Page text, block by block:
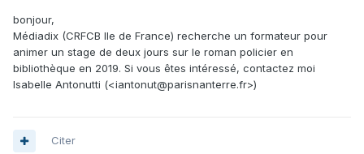
bonjour,
Médiadix (CRFCB Ile de France) recherche un formateur pour
animer un stage de deux jours sur le roman policier en
bibliothèque en 2019. Si vous êtes intéressé, contactez moi
Isabelle Antonutti (<iantonut@parisnanterre.fr>)
Citer